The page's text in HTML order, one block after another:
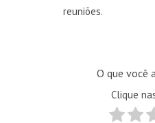
reuniões.
O que você
Clique